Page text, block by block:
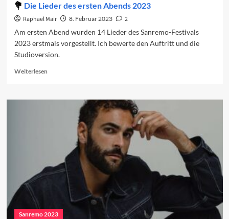
Die Lieder des ersten Abends 2023
Raphael Mair 8. Februar 2023
2
Am ersten Abend wurden 14 Lieder des Sanremo-Festivals
2023 erstmals vorgestellt. Ich bewerte den Auftritt und die
Studioversion.
WeiterlesenRead
Die
Sanremo 2023